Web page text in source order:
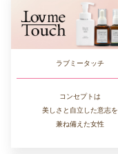
ラブミータッチ
コンセプトは
美しさと自立した意志を
兼ね備えた女性